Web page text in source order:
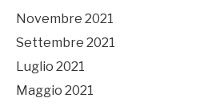
Novembre 2021
Settembre 2021
Luglio 2021
Maggio 2021